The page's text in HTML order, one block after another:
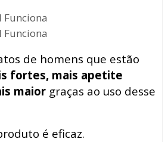
de homens que estão
fortes, mais apetite
maiorgraças ao uso desse
é eficaz.